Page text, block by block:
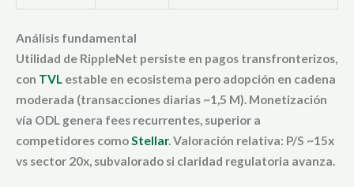
Análisis fundamental
Utilidad de RippleNet persiste en pagos transfronterizos,
con TVL estable en ecosistema pero adopción en cadena
moderada (transacciones diarias ~1,5 M). Monetización
vía ODL genera fees recurrentes, superior a
competidores comoStellar. Valoración relativa: P/S ~15x
vs sector 20x, subvalorado si claridad regulatoria avanza.